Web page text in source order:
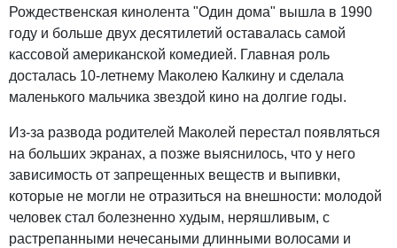
Рождественская кинолента "Один дома" вышла в 1990
году и больше двух десятилетий оставалась самой
кассовой американской комедией. Главная роль
досталась 10-летнему Маколею Калкину и сделала
маленького мальчика звездой кино на долгие годы.
Из-за развода родителей Маколей перестал появляться
на больших экранах, а позже выяснилось, что у него
зависимость от запрещенных веществ и выпивки,
которые не могли не отразиться на внешности: молодой
человек стал болезненно худым, неряшливым, с
растрепанными нечесаными длинными волосами и